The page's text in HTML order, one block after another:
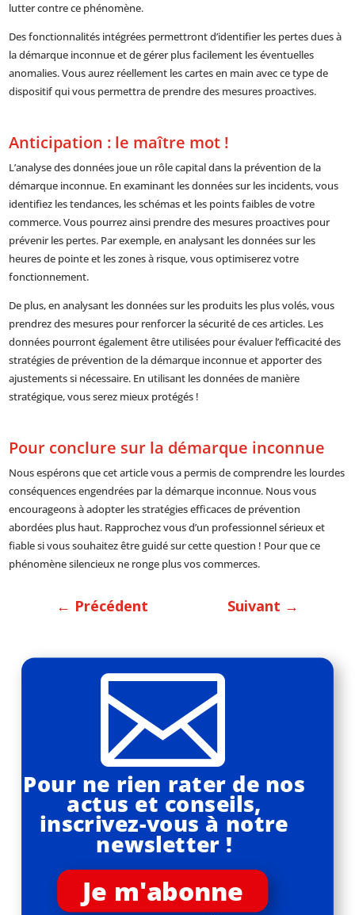
lutter contre ce phénomène.
Des fonctionnalités intégrées permettront d’identifier les pertes dues à
la démarque inconnue et de gérer plus facilement les éventuelles
anomalies. Vous aurez réellement les cartes en main avec ce type de
dispositif qui vous permettra de prendre des mesures proactives.
Anticipation : le maître mot !
L’analyse des données joue un rôle capital dans la prévention de la
démarque inconnue. En examinant les données sur les incidents, vous
identifiez les tendances, les schémas et les points faibles de votre
commerce. Vous pourrez ainsi prendre des mesures proactives pour
prévenir les pertes. Par exemple, en analysant les données sur les
heures de pointe et les zones à risque, vous optimiserez votre
fonctionnement.
De plus, en analysant les données sur les produits les plus volés, vous
prendrez des mesures pour renforcer la sécurité de ces articles. Les
données pourront également être utilisées pour évaluer l’efficacité des
stratégies de prévention de la démarque inconnue et apporter des
ajustements si nécessaire. En utilisant les données de manière
stratégique, vous serez mieux protégés !
Pour conclure sur la démarque inconnue
Nous espérons que cet article vous a permis de comprendre les lourdes
conséquences engendrées par la démarque inconnue. Nous vous
encourageons à adopter les stratégies efficaces de prévention
abordées plus haut. Rapprochez vous d’un professionnel sérieux et
fiable si vous souhaitez être guidé sur cette question ! Pour que ce
phénomène silencieux ne ronge plus vos commerces.
← Précédent Suivant →

Pour ne rien rater de nos
actus et conseils,
inscrivez-vous à notre
newsletter !
Je m'abonne